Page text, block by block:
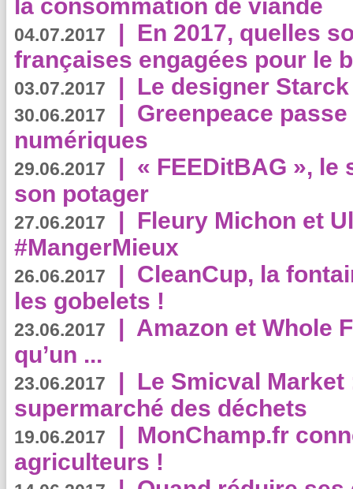
la consommation de viande
04.07.2017 | En 2017, quelles
françaises engagées pour le
03.07.2017 | Le designer
30.06.2017 | Greenpeace
numériques
29.06.2017 | « FEEDitBAG », le
son potager
27.06.2017 | Fleury Michon et
#MangerMieux
26.06.2017 | CleanCup, la
les gobelets !
23.06.2017 | Amazon et Whole
qu’un ...
23.06.2017 | Le Smicval
supermarché des déchets
19.06.2017 | MonChamp.fr
agriculteurs !